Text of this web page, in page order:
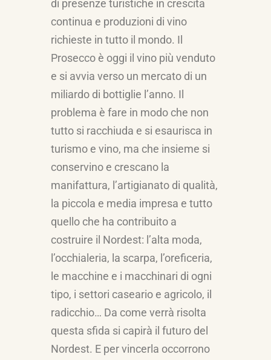
di presenze turistiche in crescita
continua e produzioni di vino
richieste in tutto il mondo. Il
Prosecco è oggi il vino più venduto
e si avvia verso un mercato di un
miliardo di bottiglie l’anno. Il
problema è fare in modo che non
tutto si racchiuda e si esaurisca in
turismo e vino, ma che insieme si
conservino e crescano la
manifattura, l’artigianato di qualità,
la piccola e media impresa e tutto
quello che ha contribuito a
costruire il Nordest: l’alta moda,
l’occhialeria, la scarpa, l’oreficeria,
le macchine e i macchinari di ogni
tipo, i settori caseario e agricolo, il
radicchio… Da come verrà risolta
questa sfida si capirà il futuro del
Nordest. E per vincerla occorrono